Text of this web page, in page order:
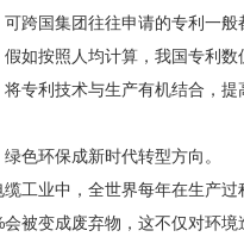
跨国集团往往申请的专利一
假如按照人均计算，我国专利
专利技术与生产有机结合，
色环保成新时代转型方向。
缆工业中，全世界每年在生产
被变成废弃物，这不仅对环